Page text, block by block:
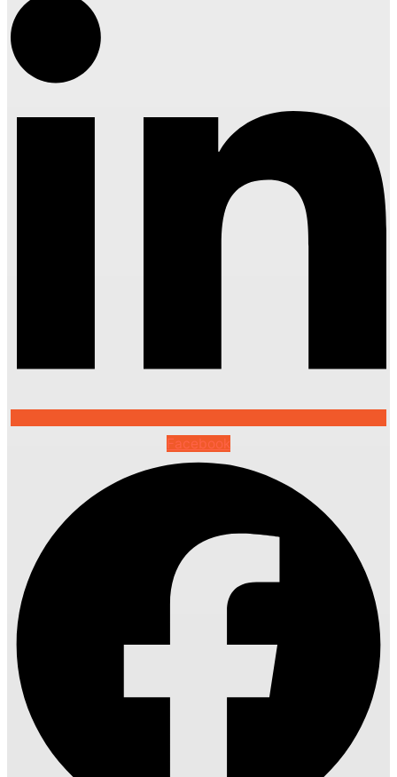
Facebook